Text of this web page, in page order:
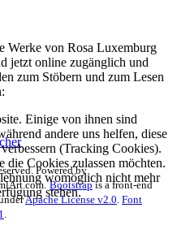
Werke von Rosa Luxemburg
jetzt online zugänglich und
zum Stöbern und zum Lesen
Powered by
Bootstrapis a front-end
Apache License v2.0 Font
Einige von ihnen sind
andere uns helfen, diese
(Tracking Cookies).
die Cookies zulassen möchten.
womöglich nicht mehr
stehen.